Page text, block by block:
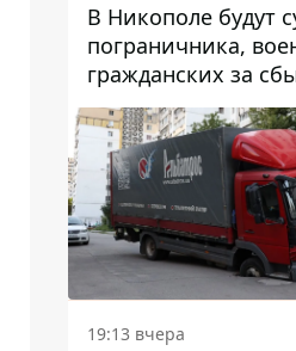
В Никополе будут
пограничника,
гражданских за
психотропов
19:13 вчера